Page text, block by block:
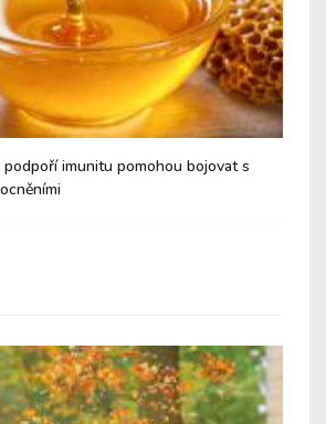
imunitu pomohou bojovat s